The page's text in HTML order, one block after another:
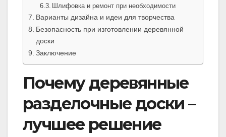
Шлифовка и ремонт при необходимости
Варианты дизайна и идеи для творчества
Безопасность при изготовлении деревянной
доски
Заключение
Почему деревянные
разделочные доски –
лучшее решение